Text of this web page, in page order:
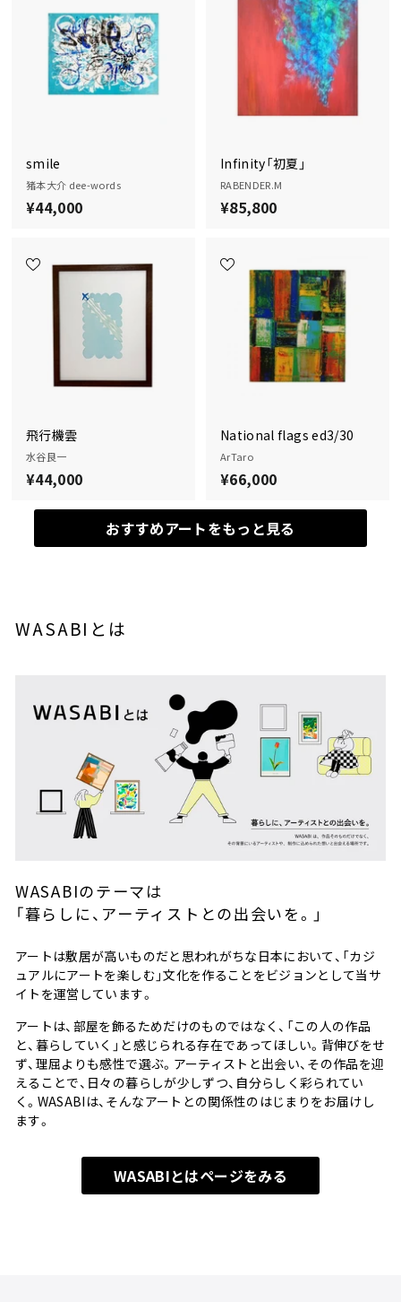
0
0
0
0
0
0
smile
猪本大介 dee-words
¥44,000
,
0
0
0
Infinity「初夏」
RABENDER.M
¥85,800
,
8
0
0
飛行機雲
水谷良一
¥44,000
,
National flags ed3/30
ArTaro
¥66,000
6
,
おすすめアートをもっと見る
WASABIとは
WASABIのテーマは
「暮らしに、アーティストとの出会いを。」
アートは敷居が高いものだと思われがちな日本において、「カジ
ュアルにアートを楽しむ」文化を作ることをビジョンとして当サ
イトを運営しています。
アートは、部屋を飾るためだけのものではなく、「この人の作品
と、暮らしていく」と感じられる存在であってほしい。背伸びをせ
ず、理屈よりも感性で選ぶ。アーティストと出会い、その作品を迎
えることで、日々の暮らしが少しずつ、自分らしく彩られてい
く。WASABIは、そんなアートとの関係性のはじまりをお届けし
ます。
WASABIとはページをみる